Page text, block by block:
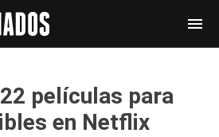
películas para
en Netflix